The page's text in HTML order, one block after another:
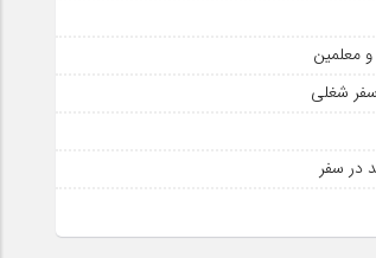
معلمین
سفر شغلی
در سفر